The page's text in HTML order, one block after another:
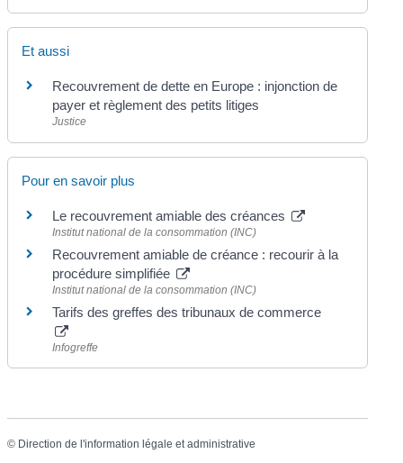
Et aussi
Recouvrement de dette en Europe : injonction de
payer et règlement des petits litiges
Justice
Pour en savoir plus
Le recouvrement amiable des créances
Institut national de la consommation (INC)
Recouvrement amiable de créance : recourir à la
procédure simplifiée
Institut national de la consommation (INC)
Tarifs des greffes des tribunaux de commerce
Infogreffe
© Direction de l'information légale et administrative